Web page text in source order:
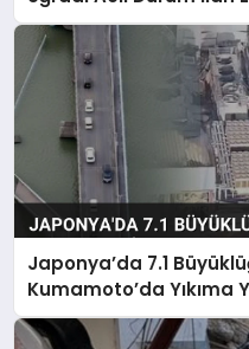
Japonya’da 7.1
Kumamoto’da Yıkıma